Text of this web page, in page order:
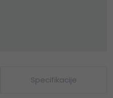
Specifikacije